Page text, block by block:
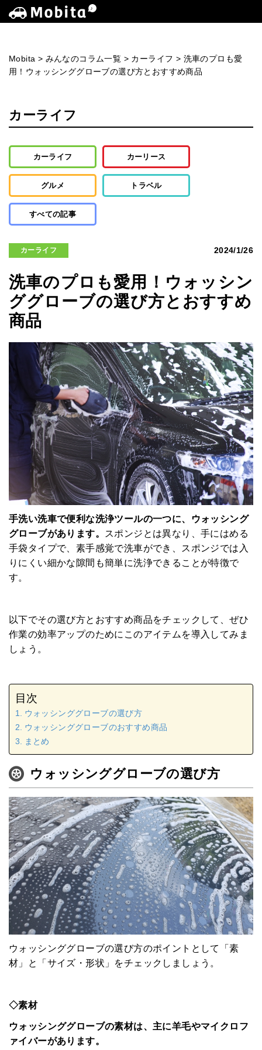
Mobita > みんなのコラム一覧 > カーライフ > 洗車のプロも愛
用！ウォッシンググローブの選び方とおすすめ商品
カーライフ
カーライフ カーリース
グルメ トラベル
すべての記事
カーライフ 2024/1/26
洗車のプロも愛用！ウォッシン
ググローブの選び方とおすすめ
商品
手洗い洗車で便利な洗浄ツールの一つに、ウォッシング
グローブがあります。
スポンジとは異なり、手にはめる
手袋タイプで、素手感覚で洗車ができ、スポンジでは入
りにくい細かな隙間も簡単に洗浄できることが特徴で
す。
以下でその選び方とおすすめ商品をチェックして、ぜひ
作業の効率アップのためにこのアイテムを導入してみま
しょう。
目次
ウォッシンググローブの選び方
ウォッシンググローブのおすすめ商品
まとめ
ウォッシンググローブの選び方
ウォッシンググローブの選び方のポイントとして「素
材」と「サイズ・形状」をチェックしましょう。
◇素材
ウォッシンググローブの素材は、主に羊毛やマイクロフ
ァイバーがあります。